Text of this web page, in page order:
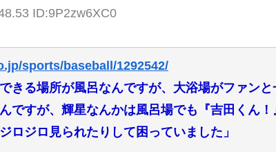
ID:9P2zw6XC0
sports/baseball/1292542/
きる場所が風呂なんですが、大浴場がファン
ですが、輝星なんかは風呂場でも『吉田くん！
ロジロ見られたりして困っていました」